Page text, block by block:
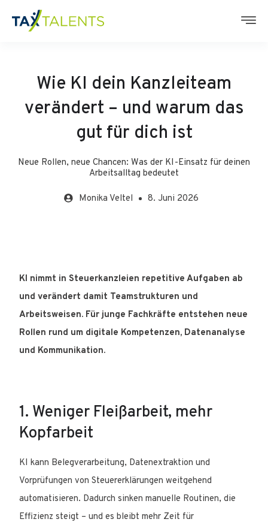
Wie KI dein Kanzleiteam
verändert – und warum das
gut für dich ist
Neue Rollen, neue Chancen: Was der KI-Einsatz für deinen
Arbeitsalltag bedeutet
Monika Veltel 8. Juni 2026
KI nimmt in Steuerkanzleien repetitive Aufgaben ab
und verändert damit Teamstrukturen und
Arbeitsweisen. Für junge Fachkräfte entstehen neue
Rollen rund um digitale Kompetenzen, Datenanalyse
und Kommunikation.
1. Weniger Fleißarbeit, mehr
Kopfarbeit
KI kann Belegverarbeitung, Datenextraktion und
Vorprüfungen von Steuererklärungen weitgehend
automatisieren. Dadurch sinken manuelle Routinen, die
Effizienz steigt – und es bleibt mehr Zeit für